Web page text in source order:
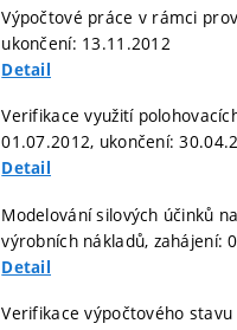
Výpočtové práce v rámci
ukončení: 13.11.2012
Detail
Verifikace využití
01.07.2012, ukončení:
Detail
Modelování silových účinků
výrobních nákladů, zahájení:
Detail
Verifikace výpočtového